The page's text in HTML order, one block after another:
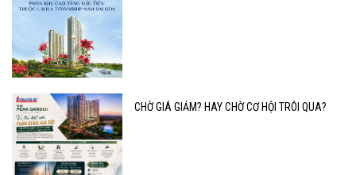
CHỜ GIÁ GIẢM? HAY CHỜ CƠ HỘI TRÔI QUA?